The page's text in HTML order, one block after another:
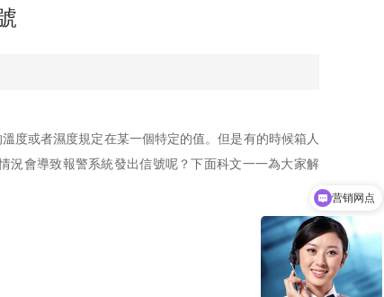
度或者濕度規定在某一個特定的值。但是有的時候箱人
況會導致報警系統發出信號呢？下面科文一一為大家解
营销网点